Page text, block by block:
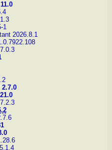
1
2026.8.1
2.7.0